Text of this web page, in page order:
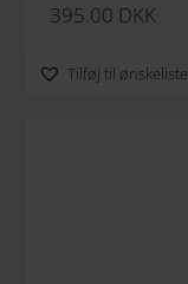
395.00 DKK
Tilføj til ønskeliste